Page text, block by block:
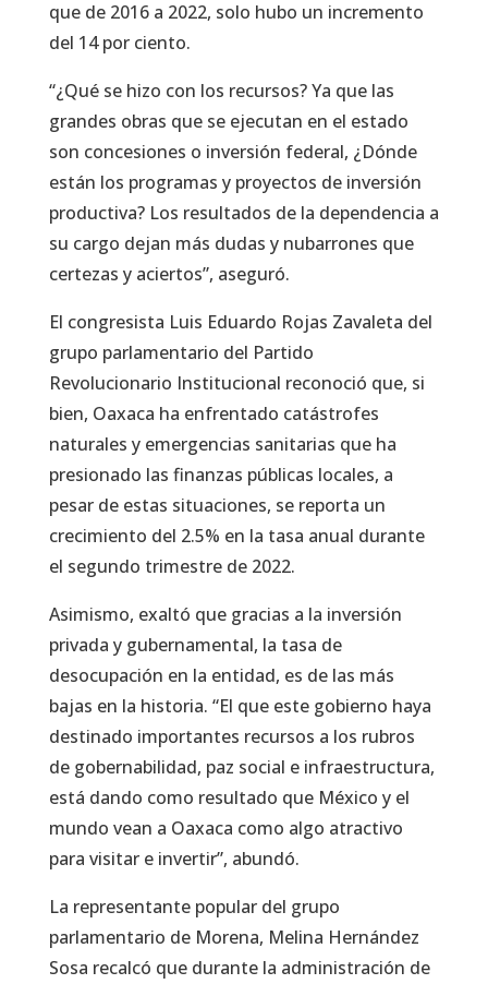
que de 2016 a 2022, solo hubo un incremento
del 14 por ciento.
“¿Qué se hizo con los recursos? Ya que las
grandes obras que se ejecutan en el estado
son concesiones o inversión federal, ¿Dónde
están los programas y proyectos de inversión
productiva? Los resultados de la dependencia a
su cargo dejan más dudas y nubarrones que
certezas y aciertos”, aseguró.
El congresista Luis Eduardo Rojas Zavaleta del
grupo parlamentario del Partido
Revolucionario Institucional reconoció que, si
bien, Oaxaca ha enfrentado catástrofes
naturales y emergencias sanitarias que ha
presionado las finanzas públicas locales, a
pesar de estas situaciones, se reporta un
crecimiento del 2.5% en la tasa anual durante
el segundo trimestre de 2022.
Asimismo, exaltó que gracias a la inversión
privada y gubernamental, la tasa de
desocupación en la entidad, es de las más
bajas en la historia. “El que este gobierno haya
destinado importantes recursos a los rubros
de gobernabilidad, paz social e infraestructura,
está dando como resultado que México y el
mundo vean a Oaxaca como algo atractivo
para visitar e invertir”, abundó.
La representante popular del grupo
parlamentario de Morena, Melina Hernández
Sosa recalcó que durante la administración de